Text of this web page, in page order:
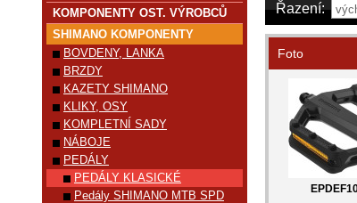
Řazení:
Foto
KOMPONENTY OST. VÝROBCŮ
SHIMANO KOMPONENTY
BOVDENY, LANKA
BRZDY
KAZETY SHIMANO
KLIKY, OSY
KOMPLETNÍ SADY
NÁBOJE
PEDÁLY
PEDÁLY KLASICKÉ
Pedály SHIMANO MTB SPD